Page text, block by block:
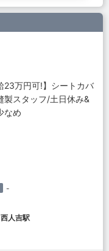
23万円可!】シートカバ
製スタッフ/土日休み&
なめ
-
人吉駅